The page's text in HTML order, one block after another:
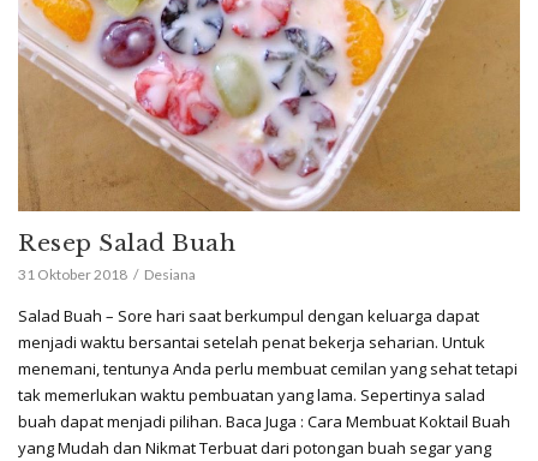
Resep Salad Buah
31 Oktober 2018 Desiana
Salad Buah – Sore hari saat berkumpul dengan keluarga dapat
menjadi waktu bersantai setelah penat bekerja seharian. Untuk
menemani, tentunya Anda perlu membuat cemilan yang sehat tetapi
tak memerlukan waktu pembuatan yang lama. Sepertinya salad
buah dapat menjadi pilihan. Baca Juga : Cara Membuat Koktail Buah
yang Mudah dan Nikmat Terbuat dari potongan buah segar yang